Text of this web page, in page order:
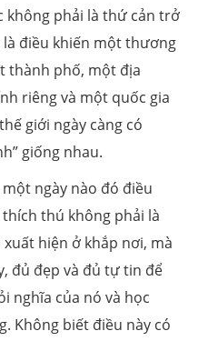
không phải là thứ cản trở
điều khiến một thương
thành phố, một địa
riêng và một quốc gia
giới ngày càng có
giống nhau.
ngày nào đó điều
thú không phải là
hiện ở khắp nơi, mà
đủ đẹp và đủ tự tin để
nghĩa của nó và học
Không biết điều này có